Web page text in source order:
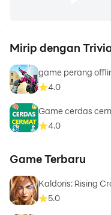
Mirip dengan
game perang
4.0
Game cerdas
4.0
Game Terbaru
Kaldoris: Rising
5.0